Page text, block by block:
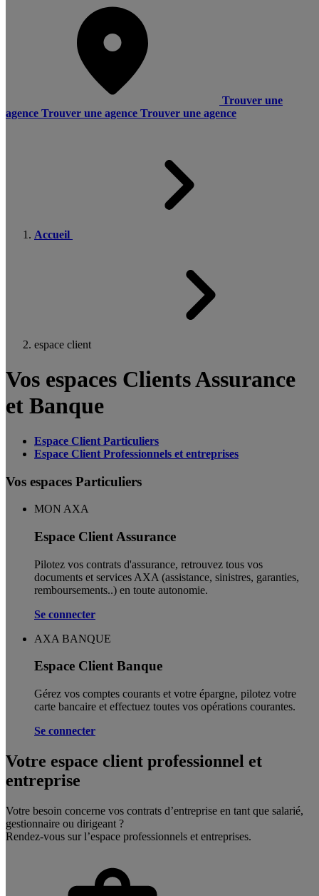
Trouver une
agence Trouver une agence Trouver une agence
Accueil
espace client
Vos espaces Clients Assurance
et Banque
Espace Client Particuliers
Espace Client Professionnels et entreprises
Vos espaces Particuliers
MON AXA
Espace Client Assurance
Pilotez vos contrats d'assurance, retrouvez tous vos
documents et services AXA (assistance, sinistres, garanties,
remboursements..) en toute autonomie. ​
Se connecter
AXA BANQUE
Espace Client Banque
Gérez vos comptes courants et votre épargne, pilotez votre
carte bancaire et effectuez toutes vos opérations courantes.
Se connecter
Votre espace client professionnel et
entreprise
Votre besoin concerne vos contrats d’entreprise en tant que salarié,
gestionnaire ou dirigeant ?
Rendez-vous sur l’espace professionnels et entreprises.